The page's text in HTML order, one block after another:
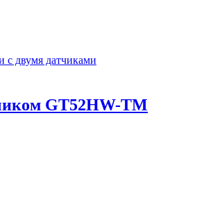
с двумя датчиками
GT52HW-TM